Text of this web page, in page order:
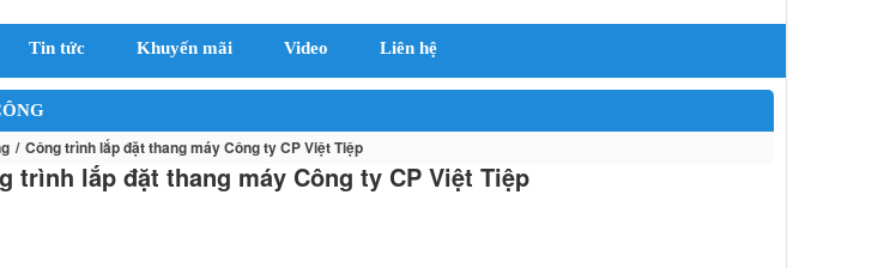
Tin tức Khuyến mãi Video Liên hệ
Công trình lắp đặt thang máy Công ty CP Việt Tiệp
trình lắp đặt thang máy Công ty CP Việt Tiệp